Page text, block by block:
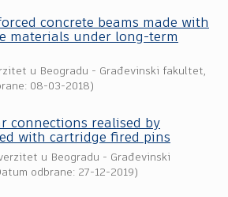
concrete beams made with
materials under long-term
u Beogradu - Građevinski fakultet,
08-03-2018)
connections realised by
with cartridge fired pins
u Beogradu - Građevinski
odbrane: 27-12-2019)